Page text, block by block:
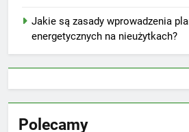
Jakie są zasady wprowadzenia
energetycznych na nieużytkach?
Polecamy